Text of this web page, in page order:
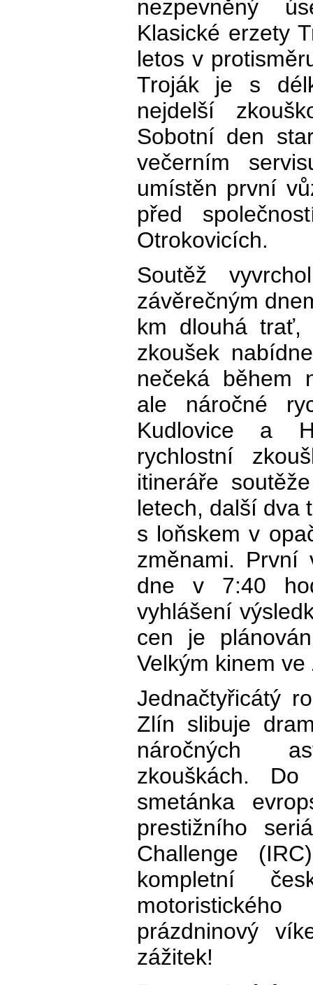
nezpevněný
Klasické erzety
letos v
Troják je s
nejdelší
Sobotní den
večerním
umístěn první
před
Otrokovicích.
Soutěž
závěrečným
km dlouhá trať,
zkoušek
nečeká během
ale náročné
Kudlovice a
rychlostní
itineráře
letech, další dva
s loňskem v
změnami. První
dne v 7:40
vyhlášení
cen je
Velkým kinem
Jednačtyřicátý
Zlín slibuje
náročných
zkouškách.
smetánka
prestižního
Challenge
kompletní
prázdninový
zážitek!